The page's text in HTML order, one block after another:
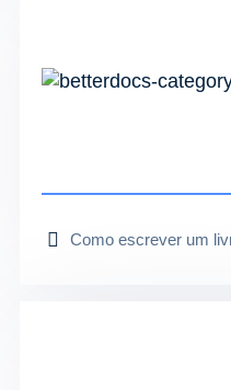
Como escrever um